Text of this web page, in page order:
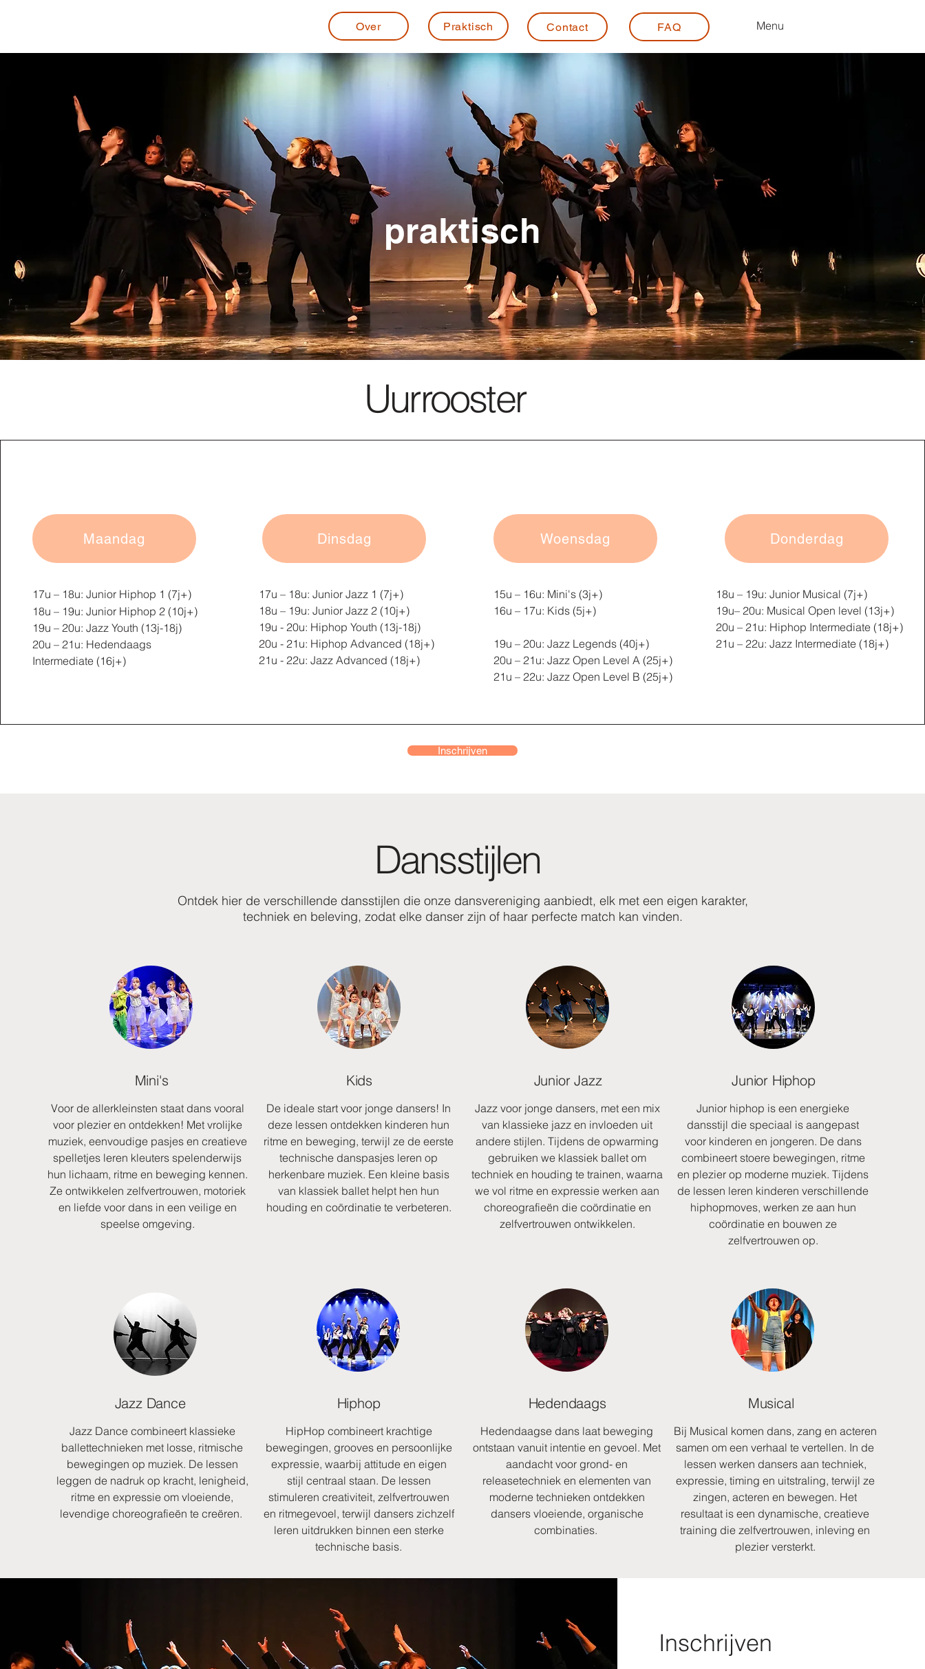
Over Praktisch Contact FAQ Menu
praktisch
Uurrooster
Maandag
17u – 18u: Junior Hiphop 1 (7j+)
18u – 19u: Junior Hiphop 2 (10j+)
19u – 20u: Jazz Youth (13j-18j)
20u – 21u: Hedendaags
Intermediate (16j+) ​
Dinsdag
17u – 18u: Junior Jazz 1 (7j+)​
18u – 19u: Junior Jazz 2 (10j+)
19u - 20u: Hiphop Youth (13j-18j)
20u - 21u: Hiphop Advanced (18j+)
21u - 22u: Jazz Advanced (18j+)
Woensdag
15u – 16u: Mini's (3j+)
16u – 17u: Kids (5j+)
19u – 20u: Jazz Legends (40j+)
20u – 21u: Jazz Open Level A (25j+)
21u – 22u: Jazz Open Level B (25j+)
Donderdag
18u – 19u: Junior Musical (7j+)
19u– 20u: Musical Open level (13j+)
20u – 21u: Hiphop Intermediate (18j+)
21u – 22u: Jazz Intermediate (18j+)
Inschrijven
Dansstijlen
Ontdek hier de verschillende dansstijlen die onze dansvereniging aanbiedt, elk met een eigen karakter,
techniek en beleving, zodat elke danser zijn of haar perfecte match kan vinden.
Mini's
Voor de allerkleinsten staat dans vooral
voor plezier en ontdekken! Met vrolijke
muziek, eenvoudige pasjes en creatieve
spelletjes leren kleuters spelenderwijs
hun lichaam, ritme en beweging kennen.
Ze ontwikkelen zelfvertrouwen, motoriek
en liefde voor dans in een veilige en
speelse omgeving.​
Jazz Dance
Jazz Dance combineert klassieke
ballettechnieken met losse, ritmische
bewegingen op muziek. De lessen
leggen de nadruk op kracht, lenigheid,
ritme en expressie om vloeiende,
levendige choreografieën te creëren.
Kids
De ideale start voor jonge dansers! In
deze lessen ontdekken kinderen hun
ritme en beweging, terwijl ze de eerste
technische danspasjes leren op
herkenbare muziek. Een kleine basis
van klassiek ballet helpt hen hun
houding en coördinatie te verbeteren.
Hiphop
HipHop combineert krachtige
bewegingen, grooves en persoonlijke
expressie, waarbij attitude en eigen
stijl centraal staan. De lessen
stimuleren creativiteit, zelfvertrouwen
en ritmegevoel, terwijl dansers zichzelf
leren uitdrukken binnen een sterke
technische basis.
Junior Jazz
Jazz voor jonge dansers, met een mix
van klassieke jazz en invloeden uit
andere stijlen. Tijdens de opwarming
gebruiken we klassiek ballet om
techniek en houding te trainen, waarna
we vol ritme en expressie werken aan
choreografieën die coördinatie en
zelfvertrouwen ontwikkelen.
Hedendaags
Hedendaagse dans laat beweging
ontstaan vanuit intentie en gevoel. Met
aandacht voor grond- en
releasetechniek en elementen van
moderne technieken ontdekken
dansers vloeiende, organische
combinaties.
Junior Hiphop
Junior hiphop is een energieke
dansstijl die speciaal is aangepast
voor kinderen en jongeren. De dans
combineert stoere bewegingen, ritme
en plezier op moderne muziek. Tijdens
de lessen leren kinderen verschillende
hiphopmoves, werken ze aan hun
coördinatie en bouwen ze
zelfvertrouwen op.
Musical
Bij Musical komen dans, zang en acteren
samen om een verhaal te vertellen. In de
lessen werken dansers aan techniek,
expressie, timing en uitstraling, terwijl ze
zingen, acteren en bewegen. Het
resultaat is een dynamische, creatieve
training die zelfvertrouwen, inleving en
plezier versterkt.
Inschrijven